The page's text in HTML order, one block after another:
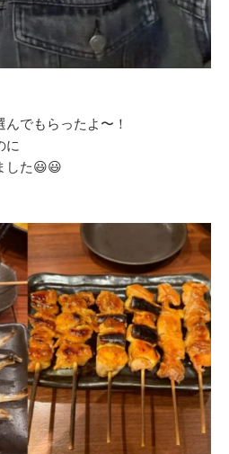
でもらったよ〜！
に
した😃😃